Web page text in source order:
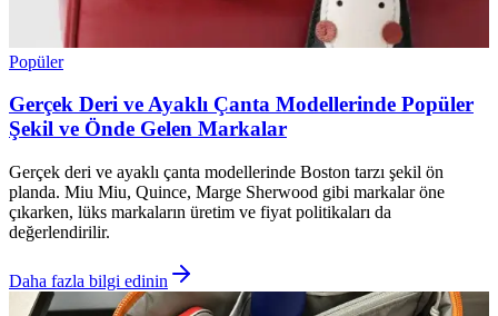
Popüler
Gerçek Deri ve Ayaklı Çanta Modellerinde Popüler
Şekil ve Önde Gelen Markalar
Gerçek deri ve ayaklı çanta modellerinde Boston tarzı şekil ön
planda. Miu Miu, Quince, Marge Sherwood gibi markalar öne
çıkarken, lüks markaların üretim ve fiyat politikaları da
değerlendirilir.
Daha fazla bilgi edinin